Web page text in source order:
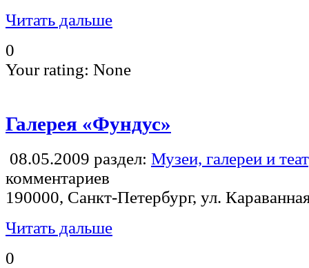
Читать дальше
0
Your rating: None
Галерея «Фундус»
08.05.2009 раздел: Музеи, галереи и
комментариев
190000, Санкт-Петербург, ул.
Читать дальше
0